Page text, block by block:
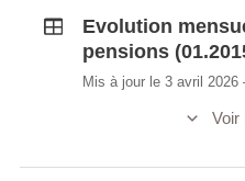
Evolution
pensions
Mis à jour le 3 avril 2026
Voir